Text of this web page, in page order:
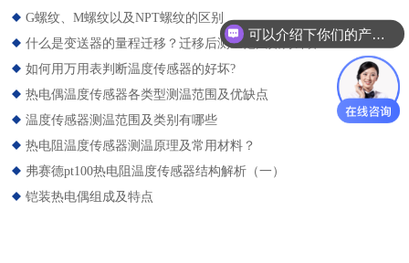
G螺纹、M螺纹以及NPT螺纹的区别
什么是变送器的量程迁移？迁移后测量范围如何计算？？
如何用万用表判断温度传感器的好坏?
热电偶温度传感器各类型测温范围及优缺点
温度传感器测温范围及类别有哪些
热电阻温度传感器测温原理及常用材料？
弗赛德pt100热电阻温度传感器结构解析（一）
铠装热电偶组成及特点
可以介绍下你们的产品么？